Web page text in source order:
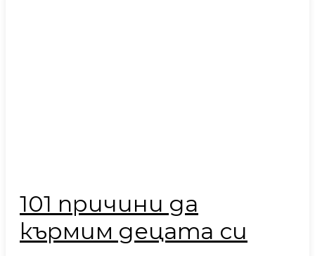
101 причини да
кърмим децата си